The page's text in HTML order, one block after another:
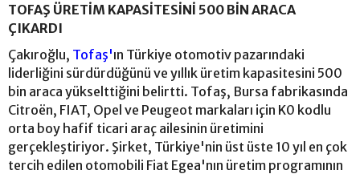
TOFAŞ ÜRETİM KAPASİTESİNİ 500 BİN ARACA
ÇIKARDI
Çakıroğlu, Tofaş'ın Türkiye otomotiv pazarındaki
liderliğini sürdürdüğünü ve yıllık üretim kapasitesini 500
bin araca yükselttiğini belirtti. Tofaş, Bursa fabrikasında
Citroën, FIAT, Opel ve Peugeot markaları için K0 kodlu
orta boy hafif ticari araç ailesinin üretimini
gerçekleştiriyor. Şirket, Türkiye'nin üst üste 10 yıl en çok
tercih edilen otomobili Fiat Egea'nın üretim programının